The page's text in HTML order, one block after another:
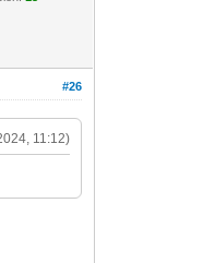
#26
11:12)